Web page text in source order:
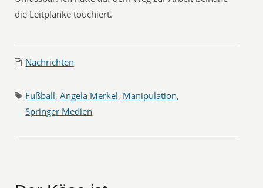
die Leitplanke touchiert.
Nachrichten
Fußball,Angela Merkel, Manipulation,
Springer Medien